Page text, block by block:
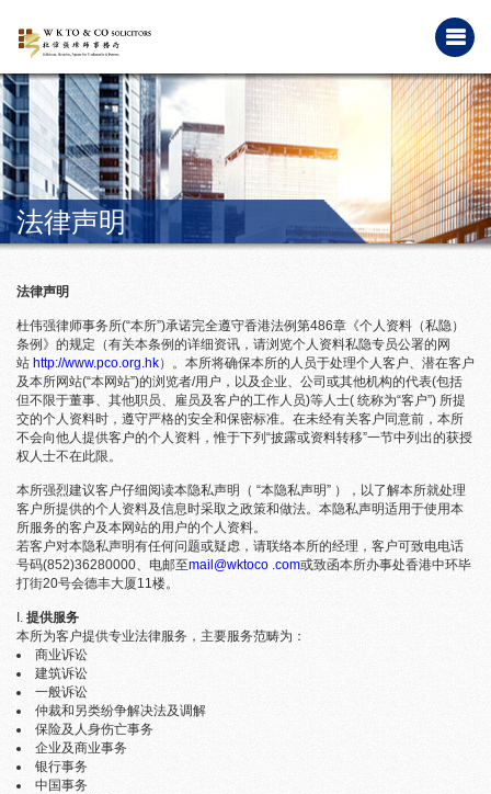
法律声明
法律声明
杜伟强律师事务所(“本所”)承诺完全遵守香港法例第486章《个人资料（私隐）
条例》的规定（有关本条例的详细资讯，请浏览个人资料私隐专员公署的网
站 http://www.pco.org.hk）。本所将确保本所的人员于处理个人客户、潜在客户
及本所网站(“本网站”)的浏览者/用户，以及企业、公司或其他机构的代表(包括
但不限于董事、其他职员、雇员及客户的工作人员)等人士( 统称为“客户”) 所提
交的个人资料时，遵守严格的安全和保密标准。在未经有关客户同意前，本所
不会向他人提供客户的个人资料，惟于下列“披露或资料转移”一节中列出的获授
权人士不在此限。
本所强烈建议客户仔细阅读本隐私声明（ “本隐私声明” ），以了解本所就处理
客户所提供的个人资料及信息时采取之政策和做法。本隐私声明适用于使用本
所服务的客户及本网站的用户的个人资料。
若客户对本隐私声明有任何问题或疑虑，请联络本所的经理，客户可致电电话
号码(852)36280000、电邮至mail@wktoco .com或致函本所办事处香港中环毕
打街20号会德丰大厦11楼。
提供服务
本所为客户提供专业法律服务，主要服务范畴为：
商业诉讼
建筑诉讼
一般诉讼
仲裁和另类纷争解决法及调解
保险及人身伤亡事务
企业及商业事务
银行事务
中国事务